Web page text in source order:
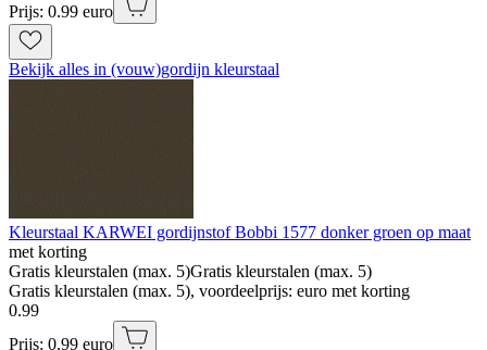
Prijs: 0.99 euro
Bekijk alles in (vouw)gordijn kleurstaal
Kleurstaal KARWEI gordijnstof Bobbi 1577 donker groen op maat
met korting
Gratis kleurstalen (max. 5)Gratis kleurstalen (max. 5)
Gratis kleurstalen (max. 5), voordeelprijs: euro met korting
0.99
Prijs: 0.99 euro